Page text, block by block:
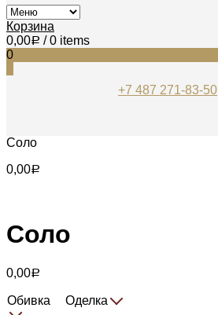
Корзина
0,00Р / 0 items
0
+7 487 271-83-50
Соло
0,00Р
Соло
0,00Р
Обивка Оделка